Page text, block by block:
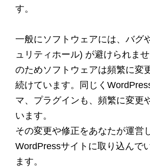
す。
一般にソフトウェアには、バグ
ュリティホール) が避けられま
のためソフトウェアは頻繁に変
続けています。同じく
マ、プラグインも、頻繁に変更
います。
その変更や修正をあなたが運営
WordPressサイトに取り込んで
ます。